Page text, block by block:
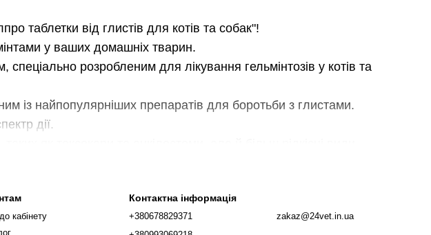
таблетки від глистів для котів та собак"!
у ваших домашніх тварин.
розробленим для лікування гельмінтозів у котів та
із найпопулярніших препаратів для боротьби з глистами.
дії.
застосування. Вони мають приємний смак і легко розкладаються в
для вашого вихованця.
кабінету
Контактна інформація
+380678829371
zakaz@24vet.in.ua